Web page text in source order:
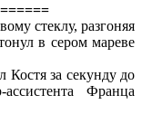
стеклу, разгоняя
в сером мареве
за секунду до
Франца